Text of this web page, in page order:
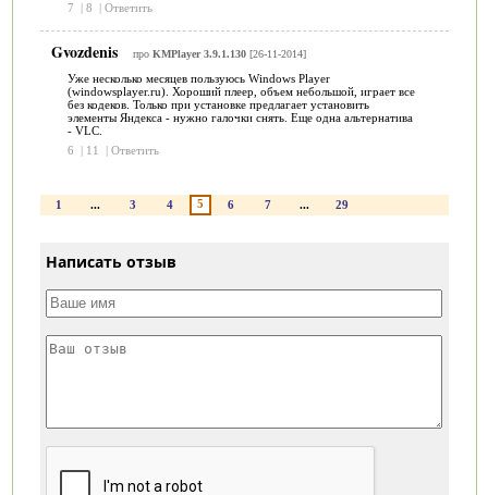
7
| 8 | Ответить
Gvozdenis про KMPlayer 3.9.1.130[26-11-2014]
Уже несколько месяцев пользуюсь Windows Player
(windowsplayer.ru). Хороший плеер, объем небольшой, играет все
без кодеков. Только при установке предлагает установить
элементы Яндекса - нужно галочки снять. Еще одна альтернатива
- VLC.
6
| 11 | Ответить
1 ... 3 4 5 6 7 ... 29
Написать отзыв